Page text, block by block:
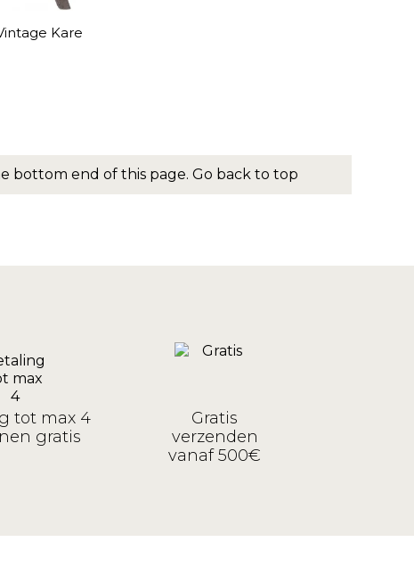
Kare
bottom end of this page. Go back to top
tot max 4
gratis
Gratis
verzenden
vanaf 500€